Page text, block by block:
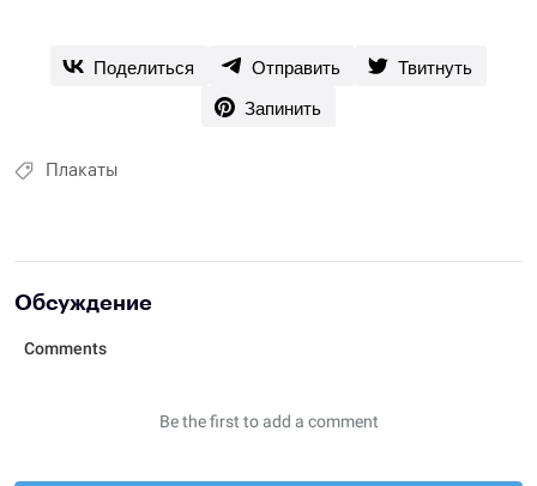
Поделиться Отправить
Твитнуть
Запинить
Плакаты
Обсуждение